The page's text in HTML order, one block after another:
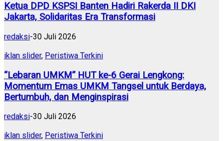
Ketua DPD KSPSI Banten Hadiri Rakerda II DKI
Jakarta, Solidaritas Era Transformasi
redaksi-30 Juli 2026
iklan slider, Peristiwa Terkini
“Lebaran UMKM” HUT ke-6 Gerai Lengkong:
Momentum Emas UMKM Tangsel untuk Berdaya,
Bertumbuh, dan Menginspirasi
redaksi-30 Juli 2026
iklan slider, Peristiwa Terkini